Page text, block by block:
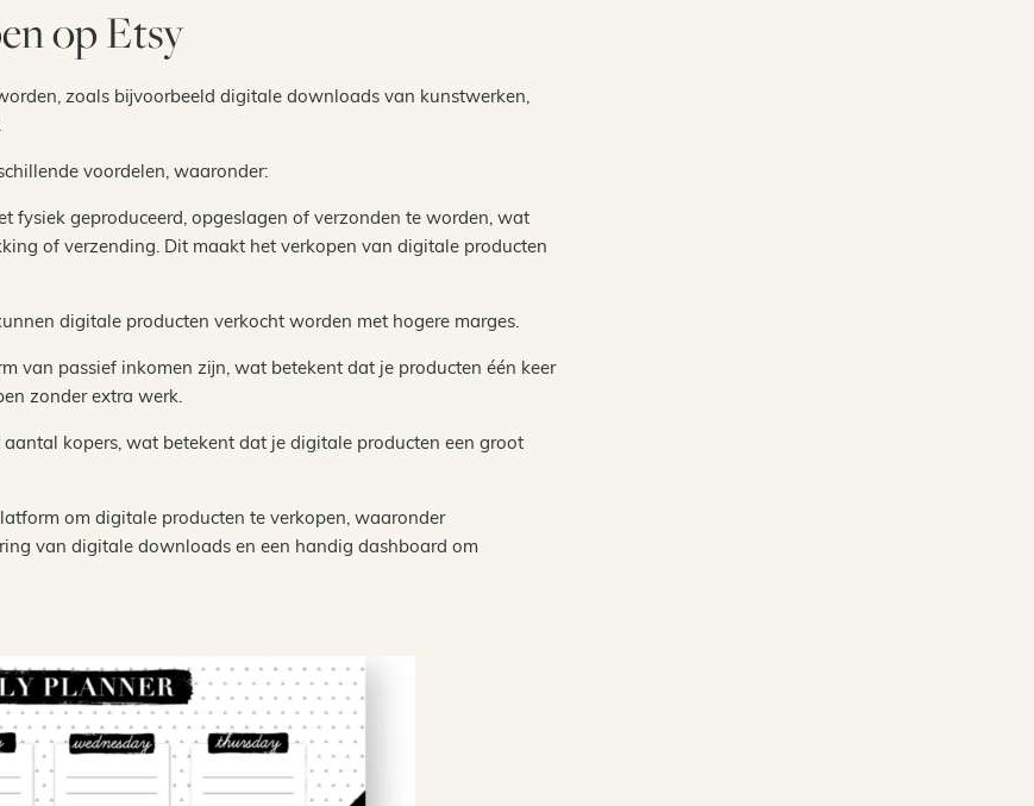
op Etsy
zoals bijvoorbeeld digitale downloads van kunstwerken,
voordelen, waaronder:
fysiek geproduceerd, opgeslagen of verzonden te worden, wat
of verzending. Dit maakt het verkopen van digitale producten
digitale producten verkocht worden met hogere marges.
van passief inkomen zijn, wat betekent dat je producten één keer
zonder extra werk.
kopers, wat betekent dat je digitale producten een groot
om digitale producten te verkopen, waaronder
van digitale downloads en een handig dashboard om